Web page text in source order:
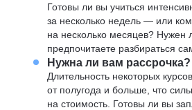
Готовы ли вы учиться
за несколько недель — или
на несколько месяцев? Нужен
предпочитаете разбираться
Нужна ли вам рассрочка?
Длительность некоторых
от полугода и больше, что
на стоимость. Готовы ли вы